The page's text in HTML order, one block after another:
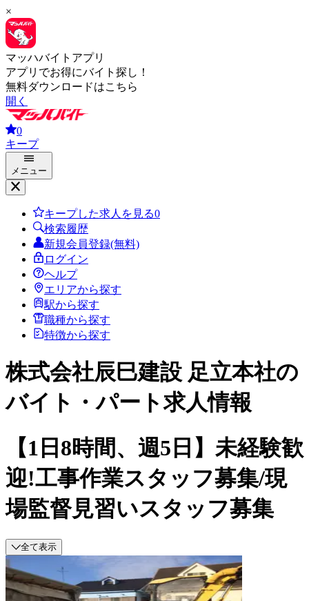
×
マッハバイトアプリ
アプリでお得にバイト探し！
無料ダウンロードはこちら
開く
0
キープ
メニュー
キープした求人を見る0
検索履歴
新規会員登録(無料)
ログイン
ヘルプ
エリアから探す
駅から探す
職種から探す
特徴から探す
株式会社辰巳建設 足立本社の
バイト・パート求人情報
【1日8時間、週5日】未経験歓
迎!工事作業スタッフ募集/現
場監督見習いスタッフ募集
全て表示